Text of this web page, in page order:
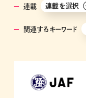
連載 連載を選択
関連するキーワード